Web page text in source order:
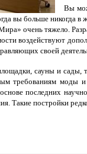
Вы
вы больше никогда
очень тяжело.
воздействуют
своей
сауны и
требованиям моды
последних
Такие постройки